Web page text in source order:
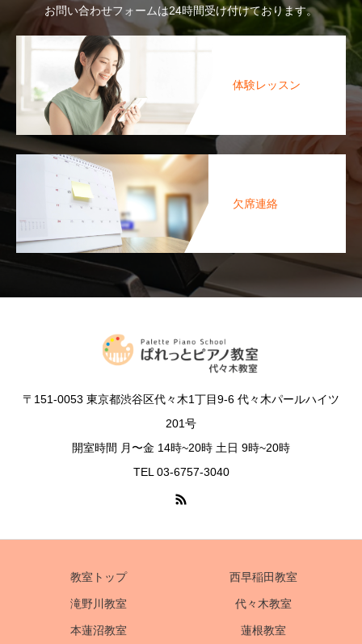
お問い合わせフォームは24時間受け付けております。
体験レッスン
欠席連絡
〒151-0053 東京都渋谷区代々木1丁目9-6 代々木パールハイツ
201号
開室時間 月〜金 14時~20時 土日 9時~20時
TEL 03-6757-3040
教室トップ 西早稲田教室
滝野川教室 代々木教室
本蓮沼教室 蓮根教室